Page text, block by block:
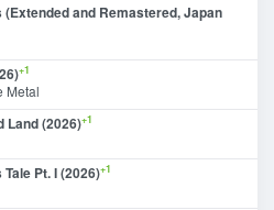
and Remastered, Japan
+1
Metal
Land (2026)+1
Pt. I (2026)+1